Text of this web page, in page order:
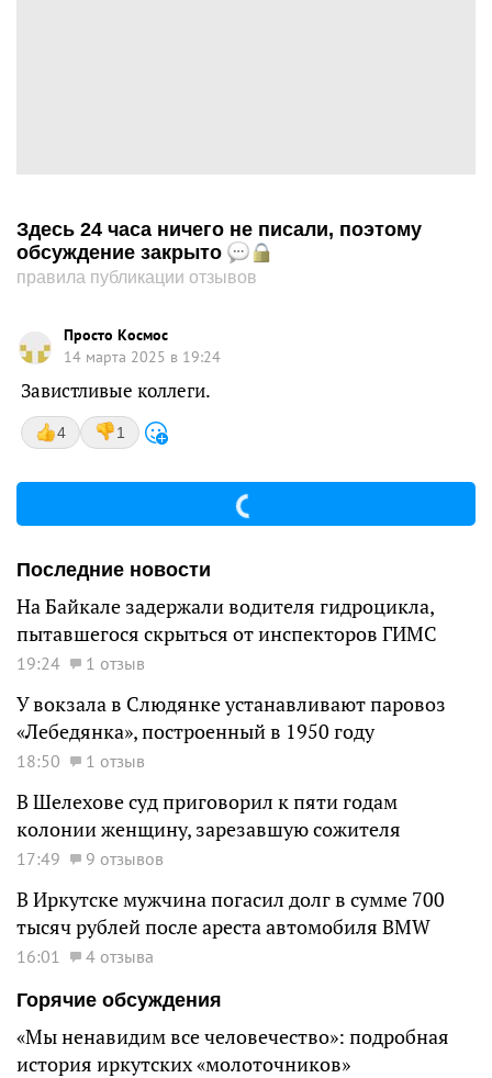
Здесь 24 часа ничего не писали, поэтому
обсуждение закрыто
правила публикации отзывов
Просто Космос
14 марта 2025 в 19:24
Завистливые коллеги.
4 1
Последние новости
На Байкале задержали водителя гидроцикла,
пытавшегося скрыться от инспекторов ГИМС
19:24 1 отзыв
У вокзала в Слюдянке устанавливают паровоз
«Лебедянка», построенный в 1950 году
18:50 1 отзыв
В Шелехове суд приговорил к пяти годам
колонии женщину, зарезавшую сожителя
17:49 9 отзывов
В Иркутске мужчина погасил долг в сумме 700
тысяч рублей после ареста автомобиля BMW
16:01
4 отзыва
Горячие обсуждения
«Мы ненавидим все человечество»: подробная
история иркутских «молоточников»